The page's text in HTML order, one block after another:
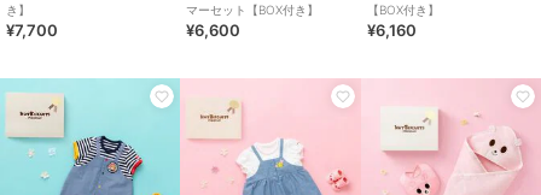
き】
¥7,700
マーセット【BOX付き】
¥6,600
【BOX付き】
¥6,160